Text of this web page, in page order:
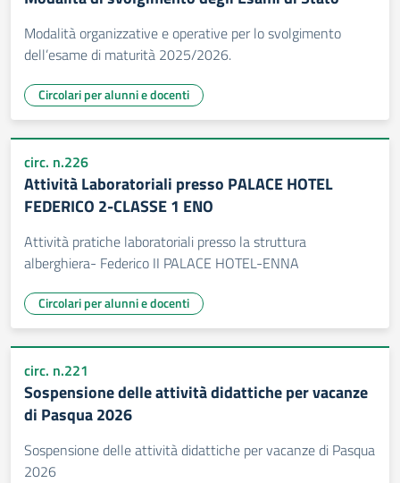
Modalità organizzative e operative per lo svolgimento
dell’esame di maturità 2025/2026.
Circolari per alunni e docenti
circ. n.226
Attività Laboratoriali presso PALACE HOTEL
FEDERICO 2-CLASSE 1 ENO
Attività pratiche laboratoriali presso la struttura
alberghiera- Federico II PALACE HOTEL-ENNA
Circolari per alunni e docenti
circ. n.221
Sospensione delle attività didattiche per vacanze
di Pasqua 2026
Sospensione delle attività didattiche per vacanze di Pasqua
2026